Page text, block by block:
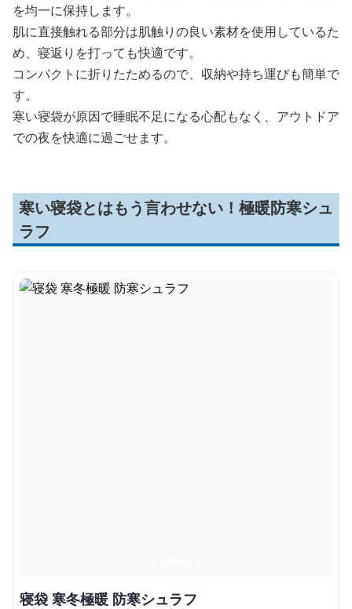
を均一に保持します。
肌に直接触れる部分は肌触りの良い素材を使用しているた
め、寝返りを打っても快適です。
コンパクトに折りたためるので、収納や持ち運びも簡単で
す。
寒い寝袋が原因で睡眠不足になる心配もなく、アウトドア
での夜を快適に過ごせます。
寒い寝袋とはもう言わせない！極暖防寒シュ
ラフ
寝袋 寒冬極暖 防寒シュラフ